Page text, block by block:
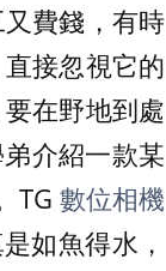
費錢，有時
接忽視它的
在野地到處
介紹一款某
TG 數位相機
如魚得水，